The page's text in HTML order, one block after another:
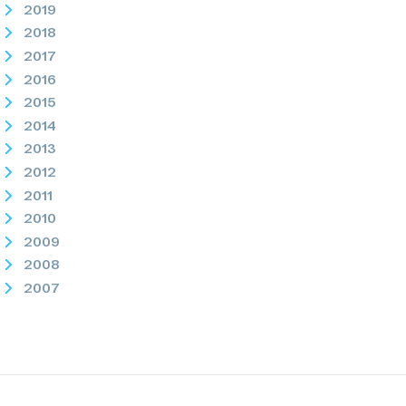
2019
2018
2017
2016
2015
2014
2013
2012
2011
2010
2009
2008
2007